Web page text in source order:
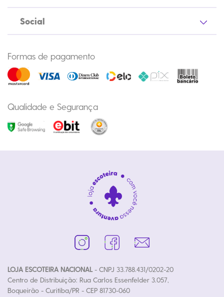
Social
Formas de pagamento
Qualidade e Segurança
LOJA ESCOTEIRA NACIONAL- CNPJ 33.788.431/0202-20
Centro de Distribuição: Rua Carlos Essenfelder 3.057,
Boqueirão - Curitiba/PR - CEP 81730-060